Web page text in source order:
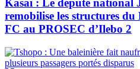
Kasaï : Le député national
remobilise les structures
FC au PROSEC d’Ilebo 2